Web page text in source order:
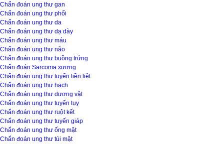
Chẩn đoán ung thư gan
Chẩn đoán ung thư phổi
Chẩn đoán ung thư da
Chẩn đoán ung thư dạ dày
Chẩn đoán ung thư máu
Chẩn đoán ung thư não
Chẩn đoán ung thư buồng trứng
Chẩn đoán Sarcoma xương
Chẩn đoán ung thư tuyến tiền liệt
Chẩn đoán ung thư hạch
Chẩn đoán ung thư dương vật
Chẩn đoán ung thư tuyến tụy
Chẩn đoán ung thư ruột kết
Chẩn đoán ung thư tuyến giáp
Chẩn đoán ung thư ống mật
Chẩn đoán ung thư túi mật